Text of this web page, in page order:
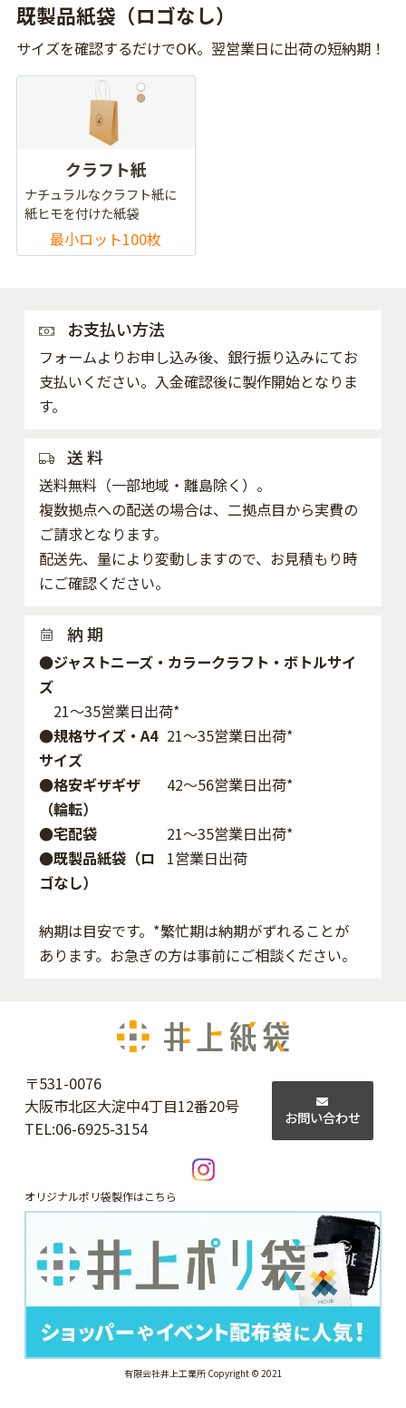
既製品紙袋（ロゴなし）
サイズを確認するだけでOK。翌営業日に出荷の短納期！
クラフト紙
ナチュラルなクラフト紙に
紙ヒモを付けた紙袋
最小ロット100枚
お支払い方法
フォームよりお申し込み後、銀行振り込みにてお
支払いください。入金確認後に製作開始となりま
す。
送 料
送料無料（一部地域・離島除く）。
複数拠点への配送の場合は、二拠点目から実費の
ご請求となります。
配送先、量により変動しますので、お見積もり時
にご確認ください。
納 期
●ジャストニーズ・カラークラフト・ボトルサイ
ズ
21～35営業日出荷*
●規格サイズ・A4
サイズ
21～35営業日出荷*
●格安ギザギザ
（輪転）
42〜56営業日出荷*
●宅配袋
21～35営業日出荷*
●既製品紙袋（ロ
ゴなし）
1営業日出荷
納期は目安です。*繁忙期は納期がずれることが
あります。お急ぎの方は事前にご相談ください。
〒531-0076
大阪市北区大淀中4丁目12番20号
TEL:06-6925-3154
お問い合わせ
オリジナルポリ袋製作はこちら
有限会社井上工業所 Copyright © 2021